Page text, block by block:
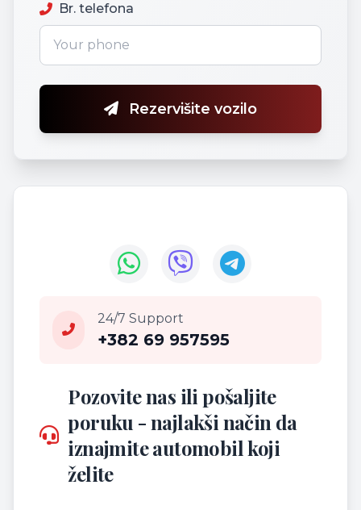
Br. telefona
Rezervišite vozilo
24/7 Support
+382 69 957595
Pozovite nas ili pošaljite
poruku - najlakši način da
iznajmite automobil koji
želite